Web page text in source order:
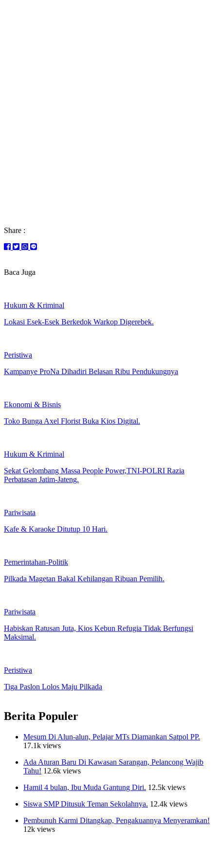
Share :
Baca Juga
Hukum & Kriminal
Lokasi Esek-Esek Berkedok Warkop Digerebek.
Peristiwa
Kampanye ProNa Dihadiri Belasan Ribu Pendukungnya
Ekonomi & Bisnis
Toko Bunga Axel Florist Buka Kios Digital.
Hukum & Kriminal
Sekat Gelombang Massa People Power,TNI-POLRI Razia
Perbatasan Jatim-Jateng.
Pariwisata
Kafe & Karaoke Ditutup 10 Hari.
Pemerintahan-Politik
Pilkada Magetan Bakal Kehilangan Ribuan Pemilih.
Pariwisata
Habiskan Ratusan Juta, Kios Kebun Refugia Tidak Berfungsi
Maksimal.
Peristiwa
Tiga Paslon Lolos Maju Pilkada
Berita Populer
Mesum Di Alun-alun, Pelajar MTs Diamankan Satpol PP.
17.1k views
Ada Aturan Baru Di Kawasan Sarangan, Pelancong Wajib
Tahu! 12.6k views
Hamil 4 bulan, Ibu Muda Gantung Diri. 12.5k views
Siswa SMP Ditusuk Teman Sekolahnya. 12.4k views
Pembunuh Karmi Ditangkap, Pengakuannya Menyeramkan!
12k views